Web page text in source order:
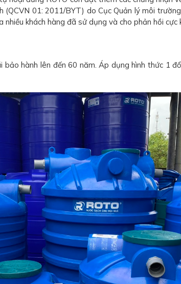
01: 2011/BYT) do Cục Quản lý môi
khách hàng đã sử dụng và cho phản hồi cực
bảo hành lên đến 60 năm. Áp dụng hình thức 1